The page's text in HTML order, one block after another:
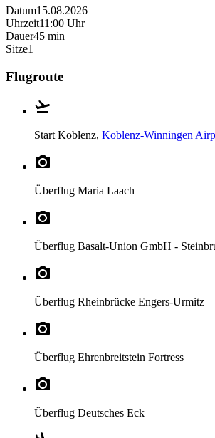
Datum15.08.2026
Uhrzeit11:00 Uhr
Dauer45 min
Sitze1
Flugroute
Start Koblenz, Koblenz-Winningen
Überflug Maria Laach
Überflug Basalt-Union GmbH -
Überflug Rheinbrücke Engers-Urmitz
Überflug Ehrenbreitstein Fortress
Überflug Deutsches Eck